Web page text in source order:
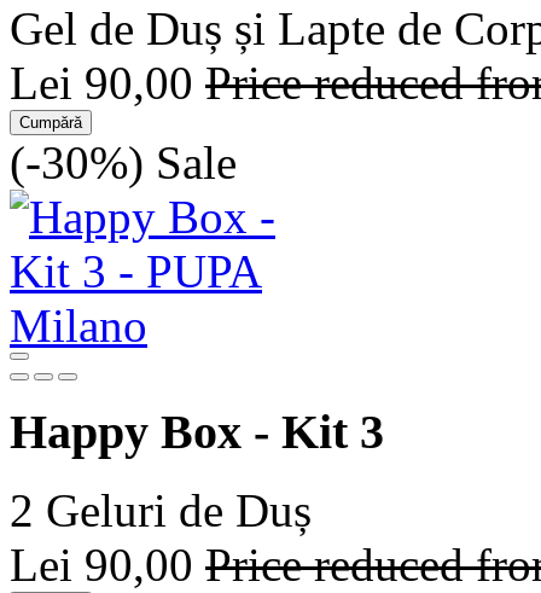
Gel de Duș și Lapte de
Lei 90,00 Price reduced
Cumpără
(-30%) Sale
Happy Box - Kit 3
2 Geluri de Duș
Lei 90,00 Price reduced